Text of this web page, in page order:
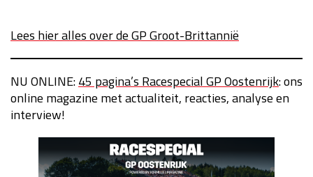
Lees hier alles over de GP Groot-Brittannië
NU ONLINE:45 pagina’s Racespecial GP Oostenrijk: ons
online magazine met actualiteit, reacties, analyse en
interview!